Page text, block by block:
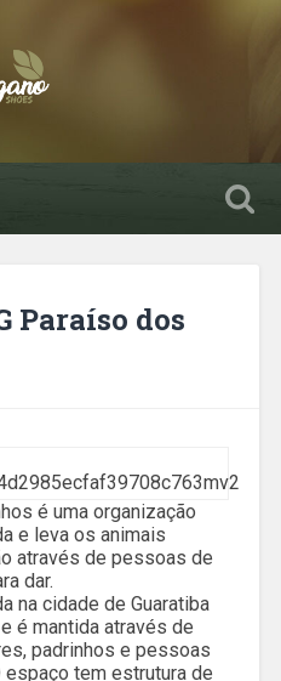
Paraíso dos
é uma organização
e leva os animais
através de pessoas de
dar.
na cidade de Guaratiba
é mantida através de
padrinhos e pessoas
tem estrutura de